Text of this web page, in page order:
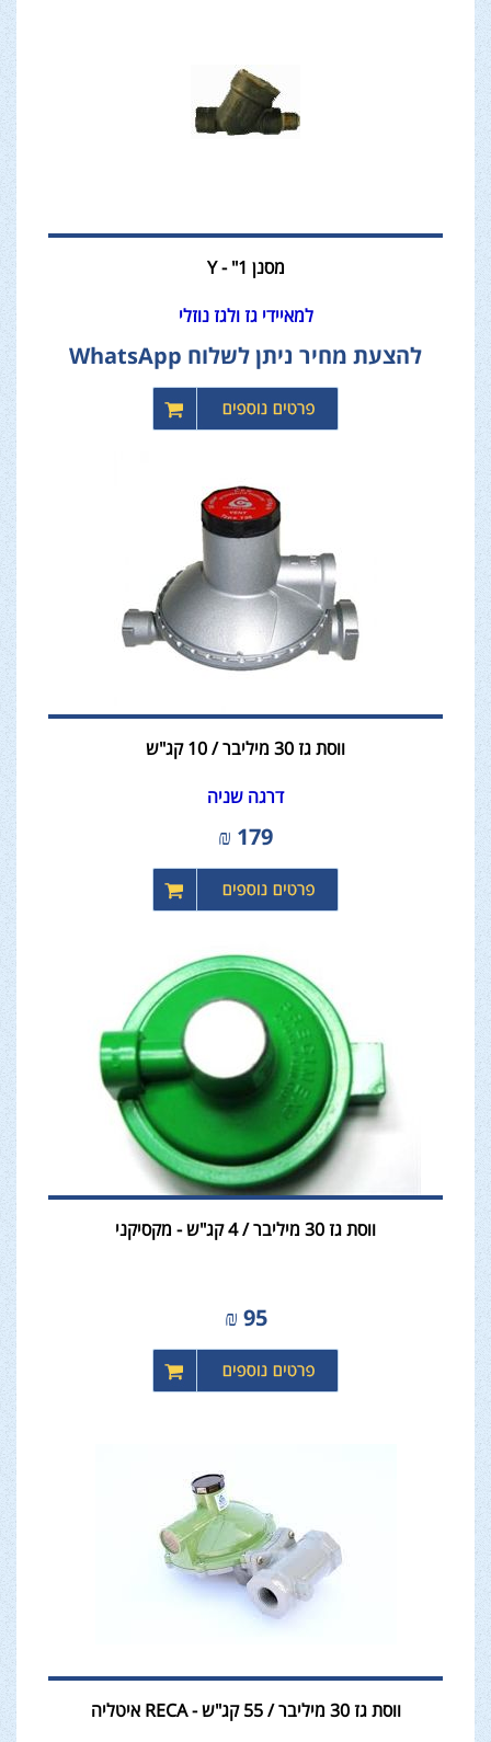
מסנן 1" - Y
למאיידי גז ולגז נוזלי
להצעת מחיר ניתן לשלוח WhatsApp
ווסת גז 30 מיליבר / 10 קג"ש
דרגה שניה
179
₪
ווסת גז 30 מיליבר / 4 קג"ש - מקסיקני
95
₪
ווסת גז 30 מיליבר / 55 קג"ש - RECA איטליה